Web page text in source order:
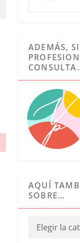
ADEMÁS,
AQUÍ
SOBRE…